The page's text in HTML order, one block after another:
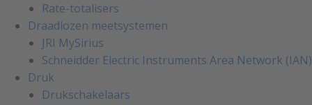
Rate-totalisers
Draadlozen meetsystemen
JRI MySirius
Schneidder Electric Instruments Area Network (IAN)
Druk
Drukschakelaars